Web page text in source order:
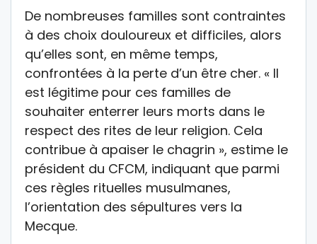
De nombreuses familles sont contraintes
à des choix douloureux et difficiles, alors
qu’elles sont, en même temps,
confrontées à la perte d’un être cher. « Il
est légitime pour ces familles de
souhaiter enterrer leurs morts dans le
respect des rites de leur religion. Cela
contribue à apaiser le chagrin », estime le
président du CFCM, indiquant que parmi
ces règles rituelles musulmanes,
l’orientation des sépultures vers la
Mecque.